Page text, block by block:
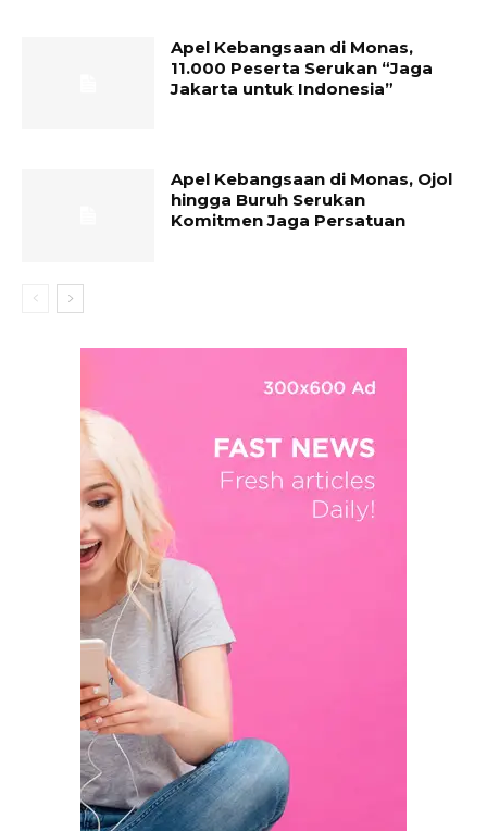
Apel Kebangsaan di Monas,
11.000 Peserta Serukan “Jaga
Jakarta untuk Indonesia”
Apel Kebangsaan di Monas, Ojol
hingga Buruh Serukan
Komitmen Jaga Persatuan